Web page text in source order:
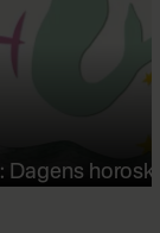
Dagens